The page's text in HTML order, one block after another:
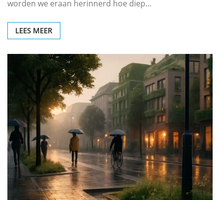
worden we eraan herinnerd hoe diep…
LEES MEER